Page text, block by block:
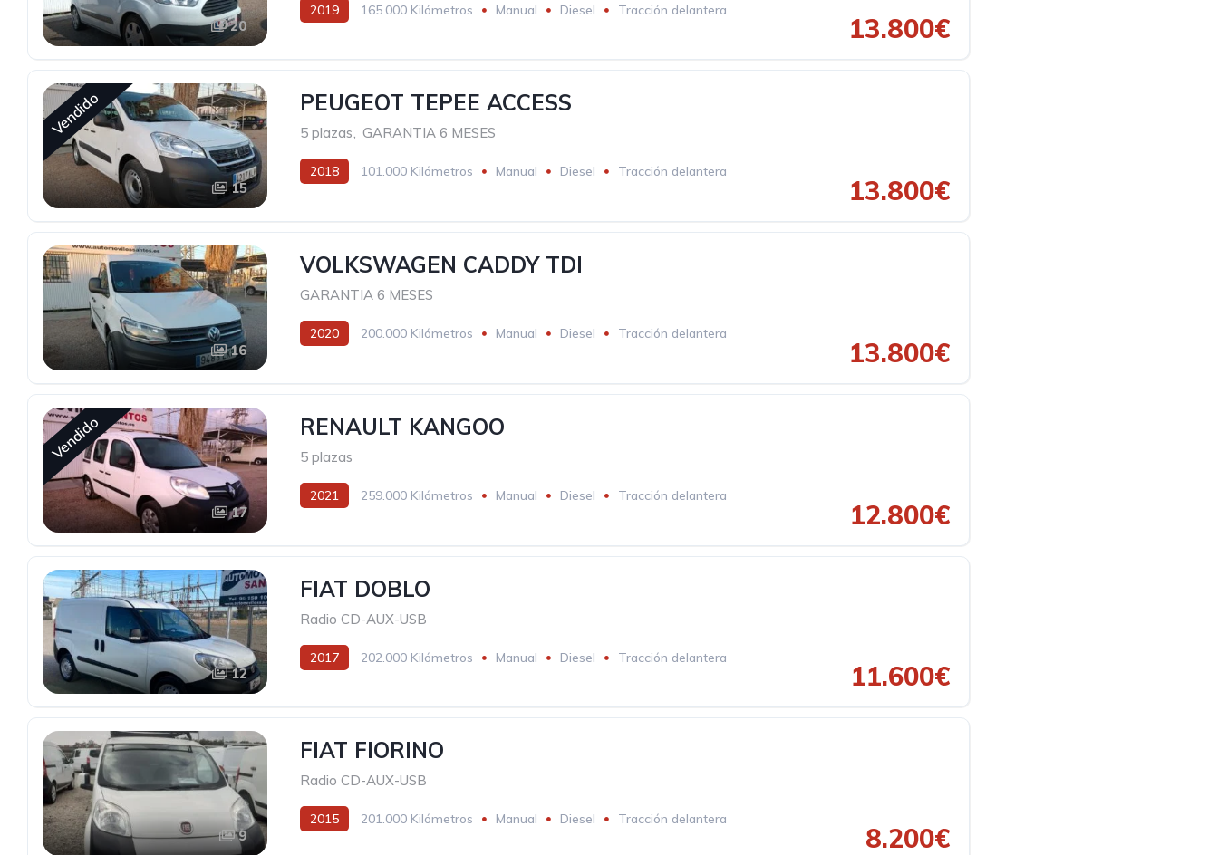
20
2019 165.000 Kilómetros Manual Diesel Tracción delantera
13.800€
Vendido
15
PEUGEOT TEPEE ACCESS
5 plazas, GARANTIA 6 MESES
2018 101.000 Kilómetros Manual Diesel Tracción delantera
13.800€
16
VOLKSWAGEN CADDY TDI
GARANTIA 6 MESES
2020 200.000 Kilómetros Manual Diesel Tracción delantera
13.800€
Vendido
17
RENAULT KANGOO
5 plazas
2021 259.000 Kilómetros Manual Diesel Tracción delantera
12.800€
12
FIAT DOBLO
Radio CD-AUX-USB
2017 202.000 Kilómetros Manual Diesel Tracción delantera
11.600€
9
FIAT FIORINO
Radio CD-AUX-USB
2015 201.000 Kilómetros Manual Diesel Tracción delantera
8.200€